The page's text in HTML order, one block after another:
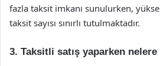
fazla taksit imkanı sunulurken,
taksit sayısı sınırlı tutulmaktadır.
3. Taksitli satış yaparken